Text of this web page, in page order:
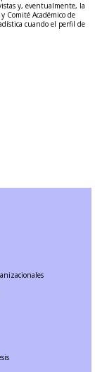
y, eventualmente, la
Comité Académico de
cuando el perfil de